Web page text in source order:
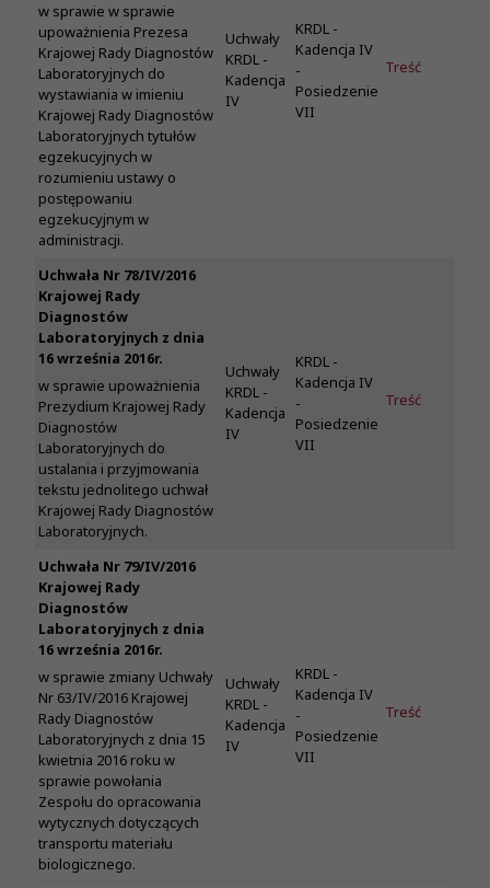
w sprawie w sprawie
upoważnienia Prezesa
Krajowej Rady Diagnostów
Laboratoryjnych do
wystawiania w imieniu
Krajowej Rady Diagnostów
Laboratoryjnych tytułów
egzekucyjnych w
rozumieniu ustawy o
postępowaniu
egzekucyjnym w
administracji.
Uchwały
KRDL -
Kadencja
IV
KRDL -
Kadencja IV
-
Posiedzenie
VII
Treść
Uchwała Nr 78/IV/2016
Krajowej Rady
Diagnostów
Laboratoryjnych z dnia
16 września 2016r.
w sprawie upoważnienia
Prezydium Krajowej Rady
Diagnostów
Laboratoryjnych do
ustalania i przyjmowania
tekstu jednolitego uchwał
Krajowej Rady Diagnostów
Laboratoryjnych.
Uchwały
KRDL -
Kadencja
IV
KRDL -
Kadencja IV
-
Posiedzenie
VII
Treść
Uchwała Nr 79/IV/2016
Krajowej Rady
Diagnostów
Laboratoryjnych z dnia
16 września 2016r.
w sprawie zmiany Uchwały
Nr 63/IV/2016 Krajowej
Rady Diagnostów
Laboratoryjnych z dnia 15
kwietnia 2016 roku w
sprawie powołania
Zespołu do opracowania
wytycznych dotyczących
transportu materiału
biologicznego.
Uchwały
KRDL -
Kadencja
IV
KRDL -
Kadencja IV
-
Posiedzenie
VII
Treść